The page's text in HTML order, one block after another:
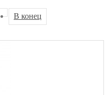
В конец